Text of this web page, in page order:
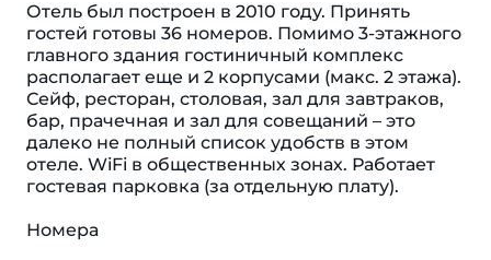
Отель был построен в 2010 году. Принять
гостей готовы 36 номеров. Помимо 3-этажного
главного здания гостиничный комплекс
располагает еще и 2 корпусами (макс. 2 этажа).
Сейф, ресторан, столовая, зал для завтраков,
бар, прачечная и зал для совещаний – это
далеко не полный список удобств в этом
отеле. WiFi в общественных зонах. Работает
гостевая парковка (за отдельную плату).
Номера